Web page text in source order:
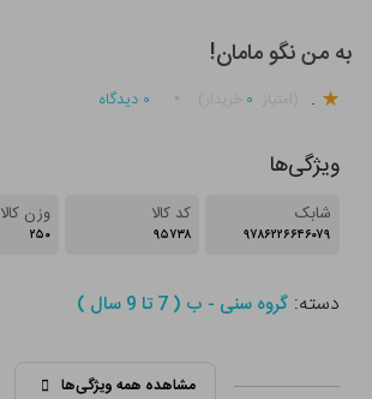
به من نگو مامان!
. ۰ ۰ دیدگاه
ویژگی‌ها
شابک
۹۷۸۶۲۲۶۶۴۶۰۷۹
کد کالا
۹۵۷۳۸
وزن کالا
۲۵۰
دسته:گروه سنی - ب ( 7 تا 9 سال )
مشاهده همه ویژگی‌ها